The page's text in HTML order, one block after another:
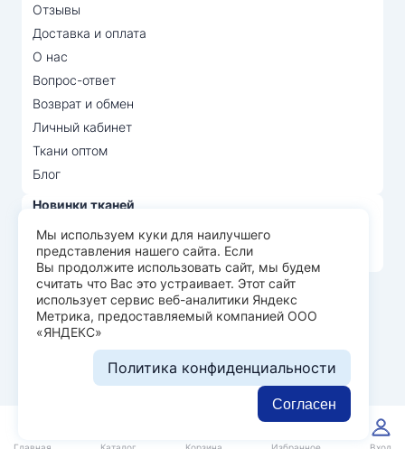
Отзывы
Доставка и оплата
О нас
Вопрос-ответ
Возврат и обмен
Личный кабинет
Ткани оптом
Блог
Новинки тканей
Распродажа тканей
Лидеры продаж
© Арт Текс — продажа тканей оптом, 2026
Пользовательское соглашение
Политика конфиденциальности
Разработка сайта —
Мы используем куки для наилучшего
представления нашего сайта. Если
Вы продолжите использовать сайт, мы будем
считать что Вас это устраивает. Этот сайт
использует сервис веб-аналитики Яндекс
Метрика, предоставляемый компанией ООО
«ЯНДЕКС»
Политика конфиденциальности
Согласен